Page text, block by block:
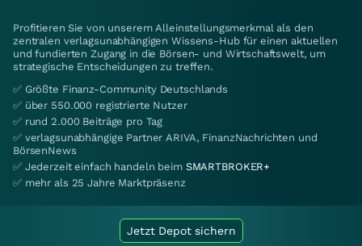
Profitieren Sie von unserem Alleinstellungsmerkmal als den
zentralen verlagsunabhängigen Wissens-Hub für einen aktuellen
und fundierten Zugang in die Börsen- und Wirtschaftswelt, um
strategische Entscheidungen zu treffen.
✅ Größte Finanz-Community Deutschlands
✅ über 550.000 registrierte Nutzer
✅ rund 2.000 Beiträge pro Tag
✅ verlagsunabhängige Partner ARIVA, FinanzNachrichten und
BörsenNews
✅ Jederzeit einfach handeln beim SMARTBROKER+
✅ mehr als 25 Jahre Marktpräsenz
Jetzt Depot sichern